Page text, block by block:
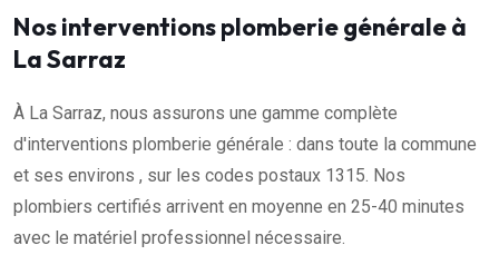
Nos interventions plomberie générale à
La Sarraz
À La Sarraz, nous assurons une gamme complète
d'interventions plomberie générale : dans toute la commune
et ses environs , sur les codes postaux 1315. Nos
plombiers certifiés arrivent en moyenne en 25-40 minutes
avec le matériel professionnel nécessaire.